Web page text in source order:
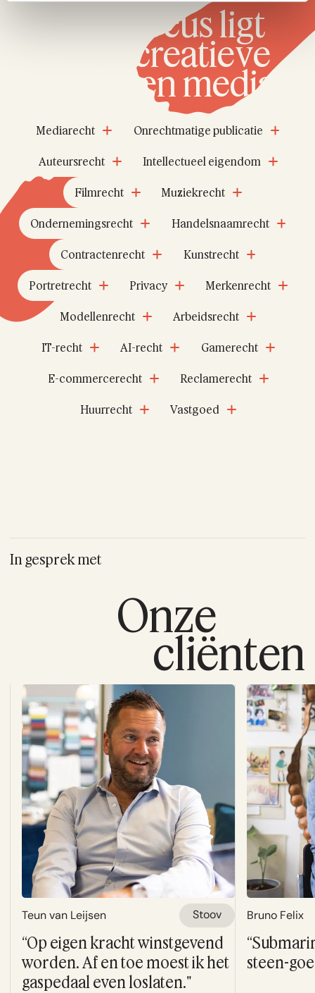
Onze focus ligt
op de creatieve
sector en media
Mediarecht Onrechtmatige publicatie
Auteursrecht Intellectueel eigendom
Filmrecht Muziekrecht
Ondernemingsrecht Handelsnaamrecht
Contractenrecht Kunstrecht
Portretrecht Privacy Merkenrecht
Modellenrecht Arbeidsrecht
IT-recht AI-recht Gamerecht
E-commercerecht Reclamerecht
Huurrecht Vastgoed
In gesprek met
Onze
cliënten
Teun van Leijsen Stoov
“Op eigen kracht winstgevend
worden. Af en toe moest ik het
gaspedaal even loslaten."
Bruno Felix
steen-